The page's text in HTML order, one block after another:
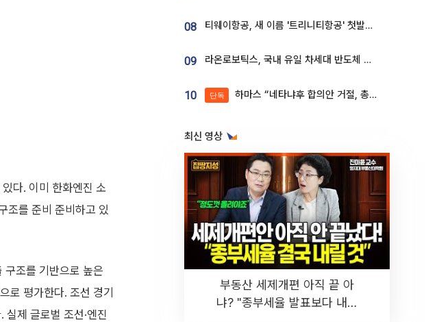
다. 이미 한화엔진 소
조를 준비 준비하고 있
구조를 기반으로 높은
로 평가한다. 조선 경기
제 글로벌 조선·엔진
08 티웨이항공, 새 이름 '트리니티항공' 첫발…SSC 전략 본격화
09 라온로보틱스, 국내 유일 차세대 반도체 공정 로봇 개발 ‘고객사 테스트 진행’
10 단독 하마스 “네타냐후 합의안 거절, 총선 앞두고 시간 끌기”
최신 영상
부동산 세제개편 아직 끝 아
냐? "종부세율 발표보다 내릴